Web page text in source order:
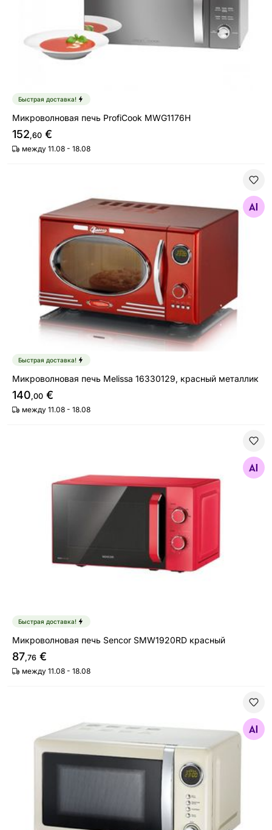
Быстрая доставка!
Микроволновая печь ProfiCook MWG1176H
152,60 €
между 11.08 - 18.08
Микроволновая печь Melissa 16330129, красный
Найдите похожие
Быстрая доставка!
Микроволновая печь Melissa 16330129, красный металлик
140,00 €
между 11.08 - 18.08
Микроволновая печь Sencor SMW1920RD красный
Быстрая доставка!
Микроволновая печь Sencor SMW1920RD красный
87,76 €
между 11.08 - 18.08
Найдите похожие